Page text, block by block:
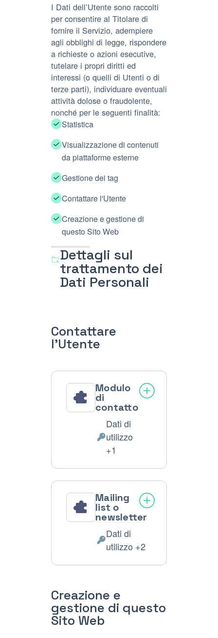
I Dati dell’Utente sono raccolti
per consentire al Titolare di
fornire il Servizio, adempiere
agli obblighi di legge, rispondere
a richieste o azioni esecutive,
tutelare i propri diritti ed
interessi (o quelli di Utenti o di
terze parti), individuare eventuali
attività dolose o fraudolente,
nonché per le seguenti finalità:
Statistica
Visualizzazione di contenuti
da piattaforme esterne
Gestione dei tag
Contattare l'Utente
Creazione e gestione di
questo Sito Web
Dettagli sul
trattamento dei
Dati Personali
Contattare
l'Utente
Modulo
di
contatto
Dati
Personali
trattati:
Dati di
utilizzo
+1
Mailing
list o
newsletter
Dati
Dati di
utilizzo +2
Creazione e
gestione di questo
Sito Web